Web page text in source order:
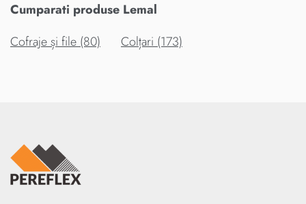
Cumparati produse Lemal
Cofraje și file (80)
Colțari (173)